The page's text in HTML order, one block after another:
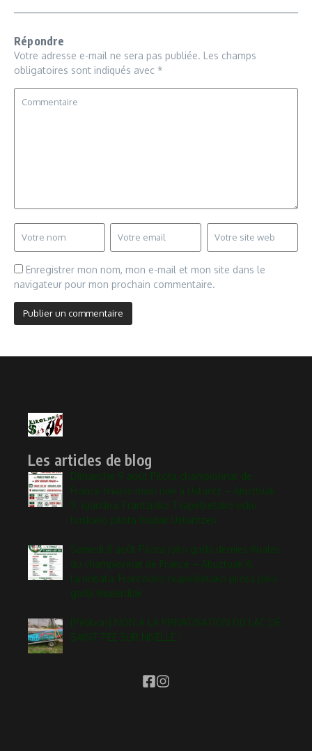
Répondre
Votre adresse e-mail ne sera pas publiée. Les champs
obligatoires sont indiqués avec *
Enregistrer mon nom, mon e-mail et mon site dans le
navigateur pour mon prochain commentaire.
Les articles de blog
Dimanche 9 août Pilota championnat de
France finales main nue à Ustaritz – Abuztuak
9, igandea: Frantziako Txapelketako esku
huskako pilota finalak Ustaritzen
Samedi 8 août Pilota joko garbi demies-finales
du championnat de France – Abuztuak 8,
larunbata: Frantziako txapelketako pilota joko
garbi finalerdiak
[Pétition] NON A LA PRIVATISATION DU LAC DE
SAINT PEE SUR NIVELLE !